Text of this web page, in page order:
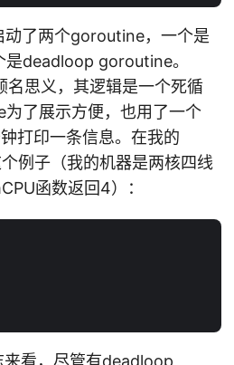
动了两个goroutine，一个是
deadloop goroutine。
思义，其逻辑是一个死循
了展示方便，也用了一个
打印一条信息。在我的
例子（我的机器是两核四线
函数返回4）：
看，尽管有deadloop